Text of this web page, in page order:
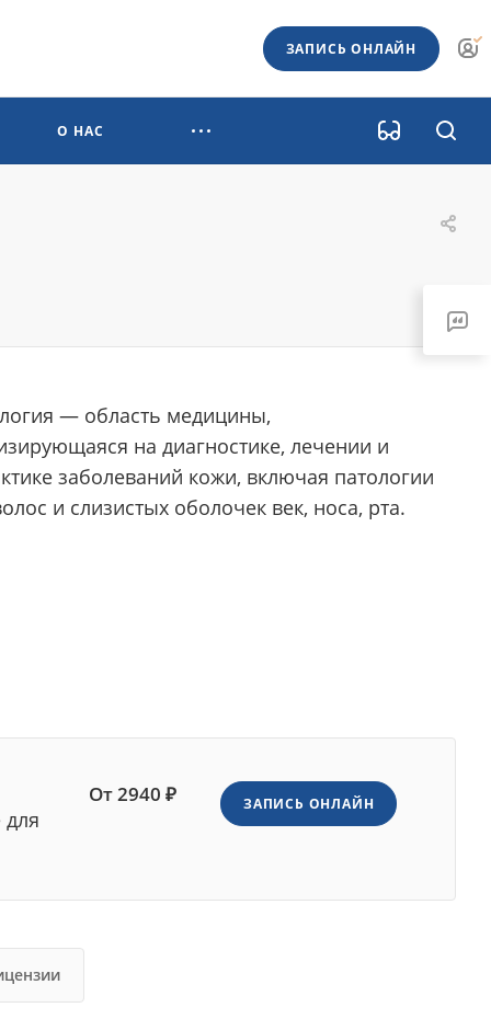
ЗАПИСЬ ОНЛАЙН
О НАС
— область медицины,
на диагностике, лечении и
заболеваний кожи, включая патологии
и слизистых оболочек век, носа, рта.
От 2940 ₽ ЗАПИСЬ ОНЛАЙН